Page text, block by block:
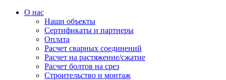
О нас
Наши объекты
Сертификаты и партнеры
Оплата
Расчет сварных соединений
Расчет на растяжение/сжатие
Расчет болтов на срез
Строительство и монтаж